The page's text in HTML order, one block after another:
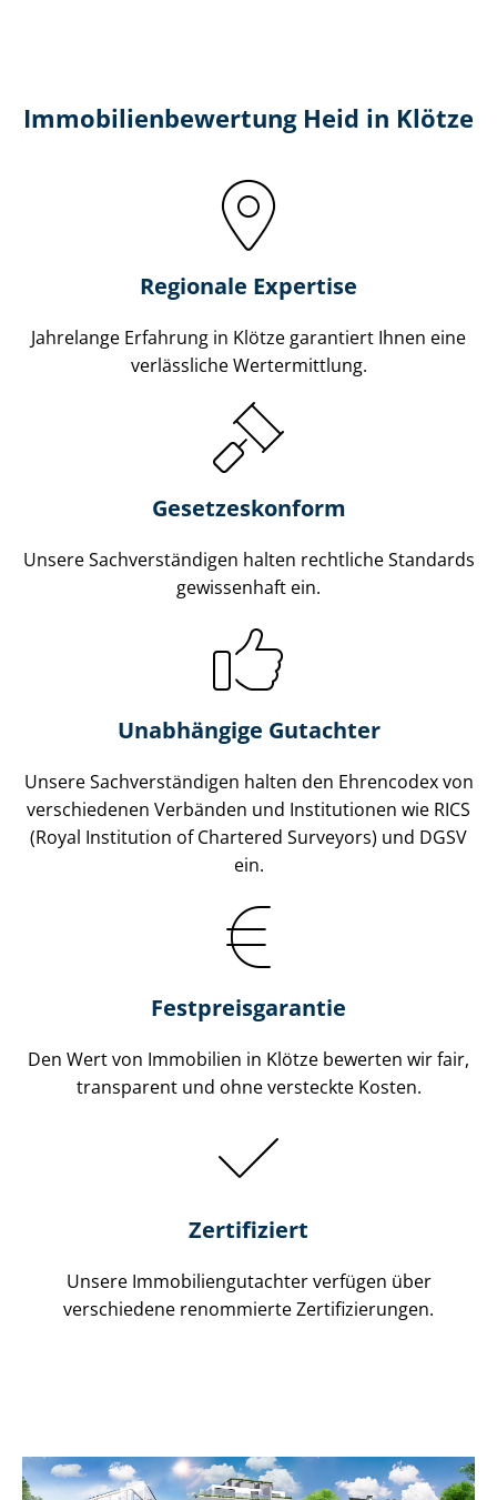
Immobilien­bewertung Heid in Klötze
Regionale Expertise
Jahrelange Erfahrung in Klötze garantiert Ihnen eine
verlässliche Wertermittlung.
Gesetzes­konform
Unsere Sach­ver­stän­di­gen halten rechtliche Standards
gewissenhaft ein.
Unabhängige Gutachter
Unsere Sach­ver­stän­di­gen halten den Ehrencodex von
verschiedenen Verbänden und Institutionen wie RICS
(Royal Institution of Chartered Surveyors) und DGSV
ein.
Festpreis​garantie
Den Wert von Immobilien in Klötze bewerten wir fair,
transparent und ohne versteckte Kosten.
Zertifiziert
Unsere Immobilien­gutachter verfügen über
verschiedene renommierte Zer­ti­fi­zie­run­gen.